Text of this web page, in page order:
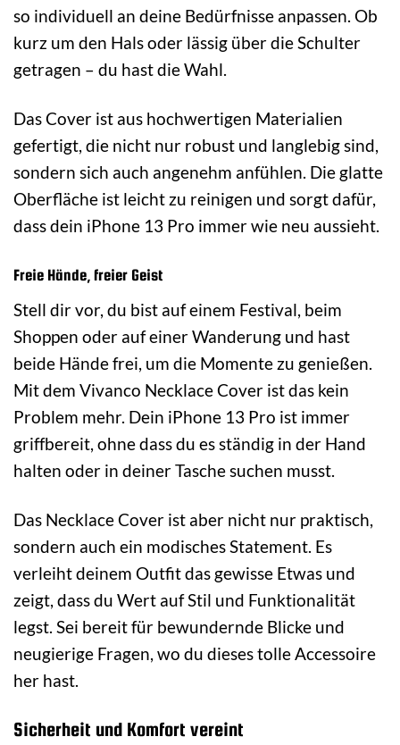
so individuell an deine Bedürfnisse anpassen. Ob
kurz um den Hals oder lässig über die Schulter
getragen – du hast die Wahl.
Das Cover ist aus hochwertigen Materialien
gefertigt, die nicht nur robust und langlebig sind,
sondern sich auch angenehm anfühlen. Die glatte
Oberfläche ist leicht zu reinigen und sorgt dafür,
dass dein iPhone 13 Pro immer wie neu aussieht.
Freie Hände, freier Geist
Stell dir vor, du bist auf einem Festival, beim
Shoppen oder auf einer Wanderung und hast
beide Hände frei, um die Momente zu genießen.
Mit dem Vivanco Necklace Cover ist das kein
Problem mehr. Dein iPhone 13 Pro ist immer
griffbereit, ohne dass du es ständig in der Hand
halten oder in deiner Tasche suchen musst.
Das Necklace Cover ist aber nicht nur praktisch,
sondern auch ein modisches Statement. Es
verleiht deinem Outfit das gewisse Etwas und
zeigt, dass du Wert auf Stil und Funktionalität
legst. Sei bereit für bewundernde Blicke und
neugierige Fragen, wo du dieses tolle Accessoire
her hast.
Sicherheit und Komfort vereint